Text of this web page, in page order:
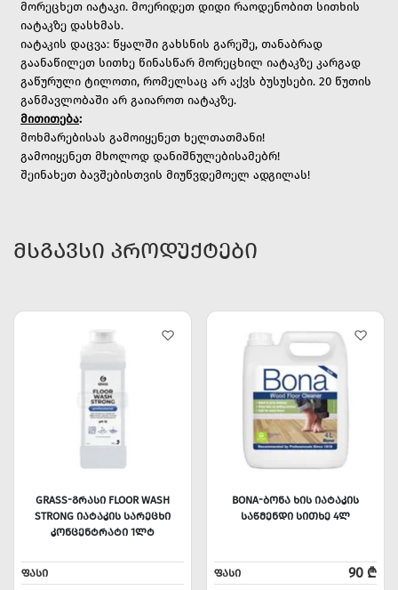
მორეცხეთ იატაკი. მოერიდეთ დიდი რაოდენობით სითხის
იატაკზე დასხმას.
იატაკის დაცვა: წყალში გახსნის გარეშე, თანაბრად
გაანაწილეთ სითხე წინასწარ მორეცხილ იატაკზე კარგად
გაწურული ტილოთი, რომელსაც არ აქვს ბუსუსები. 20 წუთის
განმავლობაში არ გაიაროთ იატაკზე.
მითითება:
მოხმარებისას გამოიყენეთ ხელთათმანი!
გამოიყენეთ მხოლოდ დანიშნულებისამებრ!
შეინახეთ ბავშებისთვის მიუწვდემოელ ადგილას!
ᲛᲡᲒᲐᲕᲡᲘ ᲞᲠᲝᲓᲣᲥᲢᲔᲑᲘ
GRASS-ᲒᲠᲐᲡᲘ FLOOR WASH
STRONG ᲘᲐᲢᲐᲙᲘᲡ ᲡᲐᲠᲔᲪᲮᲘ
ᲙᲝᲜᲪᲔᲜᲢᲠᲐᲢᲘ 1ᲚᲢ
ᲤᲐᲡᲘ
BONA-ᲑᲝᲜᲐ ᲮᲘᲡ ᲘᲐᲢᲐᲙᲘᲡ
ᲡᲐᲬᲛᲔᲜᲓᲘ ᲡᲘᲗᲮᲔ 4Ლ
ᲤᲐᲡᲘ 90 ₾